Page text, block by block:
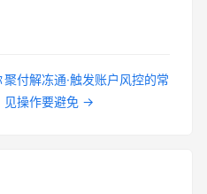
聚付解冻通·触发账户风控的常
见操作要避免 →